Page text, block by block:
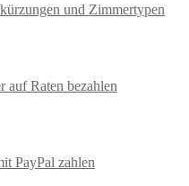
und Zimmertypen
auf Raten bezahlen
PayPal zahlen